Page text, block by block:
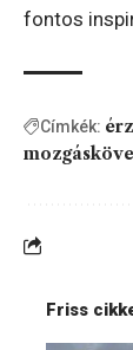
fontos
Címkék:
Friss